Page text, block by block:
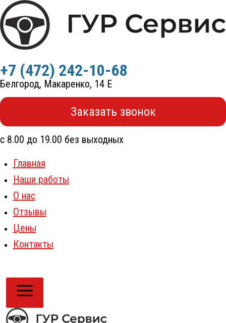
Перейти
к
содержимому
+7 (472) 242-10-68
Белгород, Макаренко, 14 Е
Заказать звонок
с 8.00 до 19.00 без выходных
Главная
Наши работы
О нас
Отзывы
Цены
Контакты